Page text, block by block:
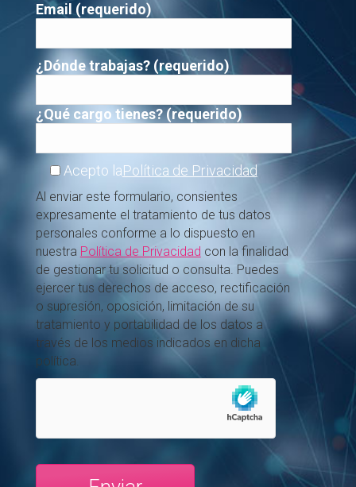
Email (requerido)
¿Dónde trabajas? (requerido)
¿Qué cargo tienes? (requerido)
Acepto laPolítica de Privacidad
Al enviar este formulario, consientes
expresamente el tratamiento de tus datos
personales conforme a lo dispuesto en
nuestra Política de Privacidad con la finalidad
de gestionar tu solicitud o consulta. Puedes
ejercer tus derechos de acceso, rectificación
o supresión, oposición, limitación de su
tratamiento y portabilidad de los datos a
través de los medios indicados en dicha
política.